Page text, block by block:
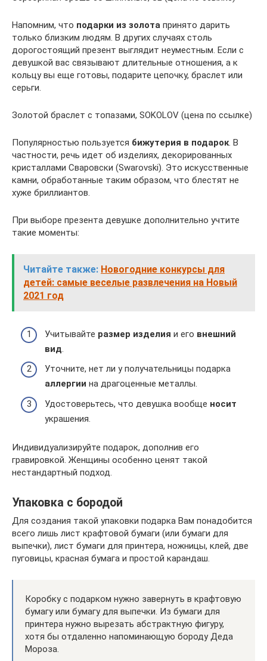
Напомним, что подарки из золота принято дарить
только близким людям. В других случаях столь
дорогостоящий презент выглядит неуместным. Если с
девушкой вас связывают длительные отношения, а к
кольцу вы еще готовы, подарите цепочку, браслет или
серьги.
Золотой браслет с топазами, SOKOLOV (цена по ссылке)
Популярностью пользуется бижутерия в подарок. В
частности, речь идет об изделиях, декорированных
кристаллами Сваровски (Swarovski). Это искусственные
камни, обработанные таким образом, что блестят не
хуже бриллиантов.
При выборе презента девушке дополнительно учтите
такие моменты:
Читайте также: Новогодние конкурсы для
детей: самые веселые развлечения на Новый
2021 год
Учитывайте размер изделия и его внешний
вид
Уточните, нет ли у получательницы подарка
аллергии на драгоценные металлы.
Удостоверьтесь, что девушка вообще носит
украшения.
Индивидуализируйте подарок, дополнив его
гравировкой. Женщины особенно ценят такой
нестандартный подход.
Упаковка с бородой
Для создания такой упаковки подарка Вам понадобится
всего лишь лист крафтовой бумаги (или бумаги для
выпечки), лист бумаги для принтера, ножницы, клей, две
пуговицы, красная бумага и простой карандаш.
Коробку с подарком нужно завернуть в крафтовую
бумагу или бумагу для выпечки. Из бумаги для
принтера нужно вырезать абстрактную фигуру,
хотя бы отдаленно напоминающую бороду Деда
Мороза.